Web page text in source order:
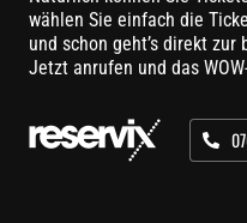
wählen Sie einfach die
und schon geht’s direkt zur
Jetzt anrufen und das